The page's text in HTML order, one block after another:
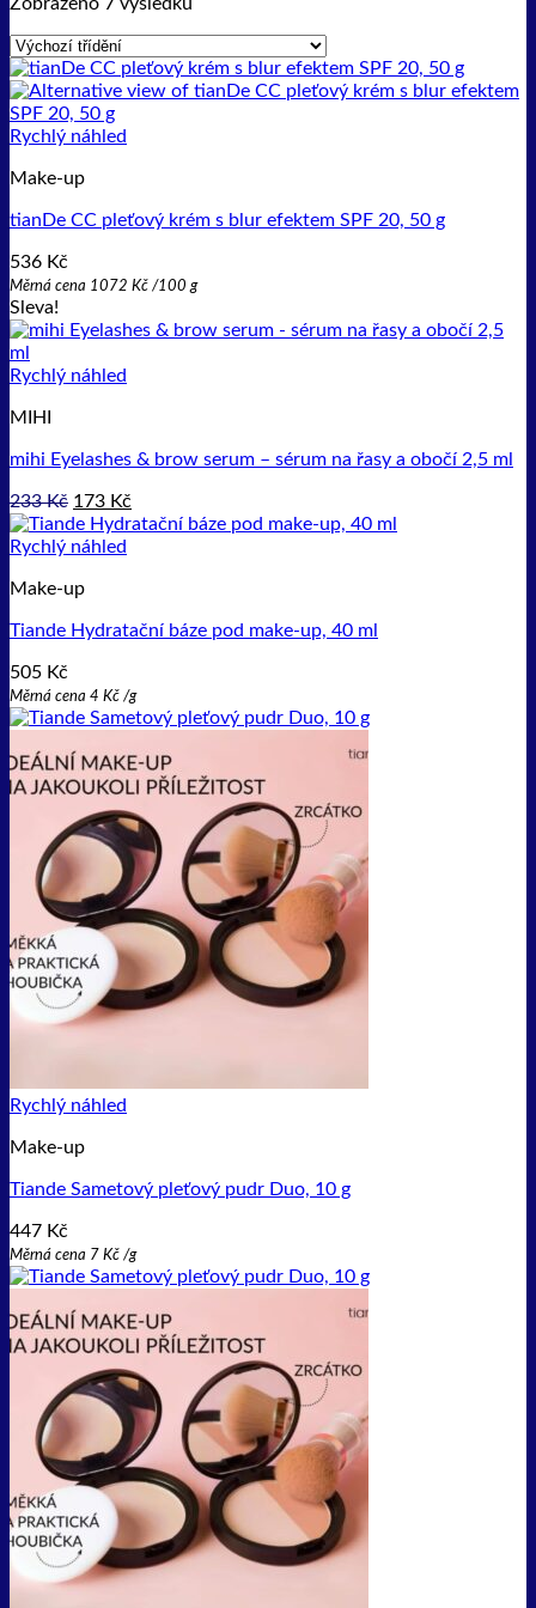
Rychlý náhled
Make-up
tianDe CC pleťový krém s blur efektem SPF 20, 50 g
536 Kč
Měrná cena 1072 Kč /100 g
Sleva!
Rychlý náhled
MIHI
mihi Eyelashes & brow serum – sérum na řasy a obočí 2,5 ml
233Kč Původní
cena
byla:
173 Kč
cena
Rychlý náhled
Make-up
Tiande Hydratační báze pod make-up, 40 ml
505 Kč
Měrná cena 4 Kč /g
Rychlý náhled
Make-up
Tiande Sametový pleťový pudr Duo, 10 g
447 Kč
Měrná cena 7 Kč /g